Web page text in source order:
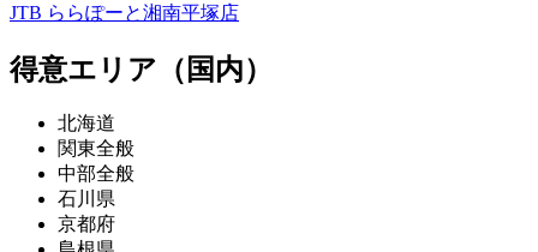
JTB ららぽーと湘南平塚店
得意エリア（国内）
北海道
関東全般
中部全般
石川県
京都府